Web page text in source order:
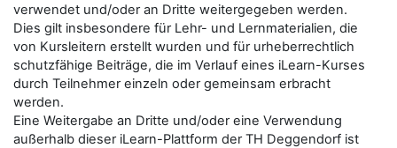
verwendet und/oder an Dritte weitergegeben werden.
Dies gilt insbesondere für Lehr- und Lernmaterialien, die
von Kursleitern erstellt wurden und für urheberrechtlich
schutzfähige Beiträge, die im Verlauf eines iLearn-Kurses
durch Teilnehmer einzeln oder gemeinsam erbracht
werden.
Eine Weitergabe an Dritte und/oder eine Verwendung
außerhalb dieser iLearn-Plattform der TH Deggendorf ist